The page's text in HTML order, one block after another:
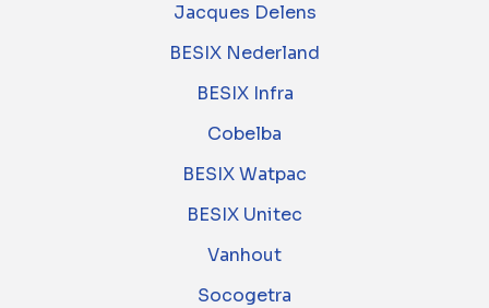
Jacques Delens
BESIX Nederland
BESIX Infra
Cobelba
BESIX Watpac
BESIX Unitec
Vanhout
Socogetra